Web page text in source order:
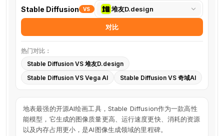
Stable Diffusion VS
选
择
具
堆友D.design
对比
热门对比：
Stable Diffusion VS 堆友D.design
Stable Diffusion VS Vega AI
Stable Diffusion VS 奇域AI
地表最强的开源AI绘画工具，Stable Diffusion作为一款高性
能模型，它生成的图像质量更高、运行速度更快、消耗的资源
以及内存占用更小，是AI图像生成领域的里程碑。